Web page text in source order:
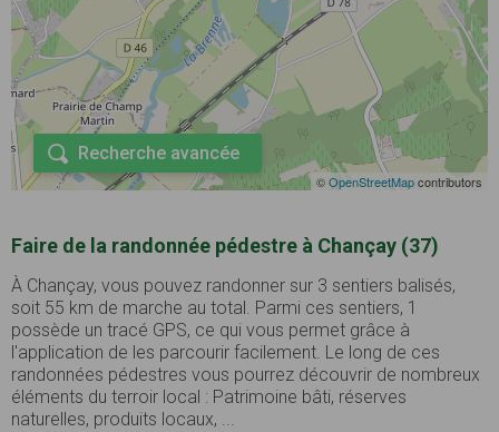
©OpenStreetMapcontributors
Recherche avancée
Faire de la randonnée pédestre à Chançay (37)
À Chançay, vous pouvez randonner sur 3 sentiers balisés,
soit 55 km de marche au total. Parmi ces sentiers, 1
possède un tracé GPS, ce qui vous permet grâce à
l'application de les parcourir facilement. Le long de ces
randonnées pédestres vous pourrez découvrir de nombreux
éléments du terroir local : Patrimoine bâti, réserves
naturelles, produits locaux, ...